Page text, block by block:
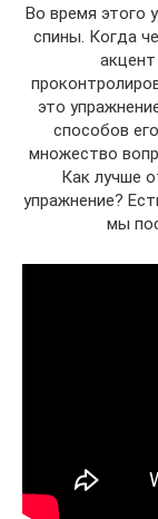
Во время этого
спины. Когда
это
способов
множество
Как лучше
упражнение?
мы